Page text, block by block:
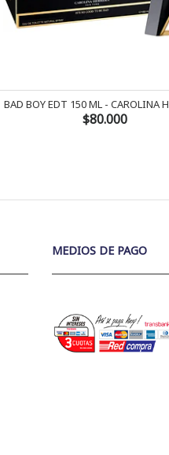
BAD BOY EDT 150 ML - CAROLINA
$80.000
MEDIOS DE PAGO